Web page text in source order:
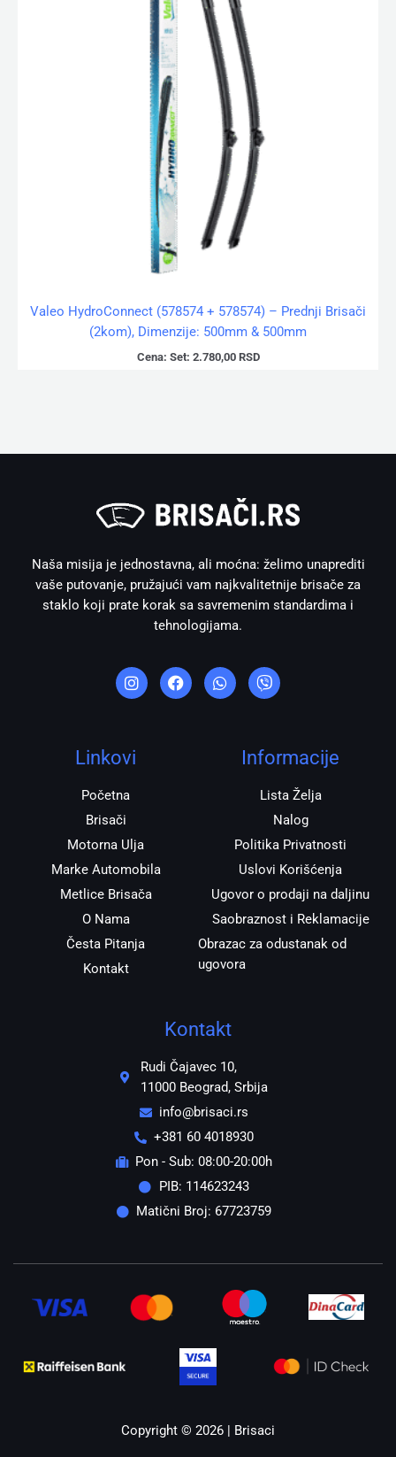
Valeo HydroConnect (578574 + 578574) – Prednji Brisači
(2kom), Dimenzije: 500mm & 500mm
Cena: Set: 2.780,00 RSD
Naša misija je jednostavna, ali moćna: želimo unaprediti
vaše putovanje, pružajući vam najkvalitetnije brisače za
staklo koji prate korak sa savremenim standardima i
tehnologijama.
n
s
t
r
a
a
c
e
h
a
t
i
b
e
Linkovi
Početna
Brisači
Motorna Ulja
Marke Automobila
Metlice Brisača
O Nama
Česta Pitanja
Kontakt
Informacije
Lista Želja
Nalog
Politika Privatnosti
Uslovi Korišćenja
Ugovor o prodaji na daljinu
Saobraznost i Reklamacije
Obrazac za odustanak od
ugovora
Kontakt
Rudi Čajavec 10,
11000 Beograd, Srbija
info@brisaci.rs
+381 60 4018930
Pon - Sub: 08:00-20:00h
PIB: 114623243
Matični Broj: 67723759
Copyright © 2026 | Brisaci